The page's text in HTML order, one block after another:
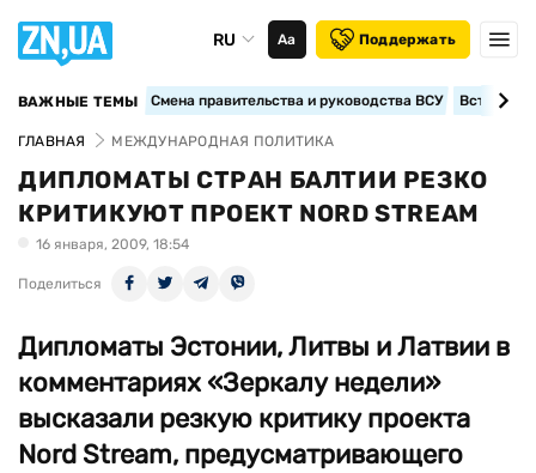
RU Аа Поддержать
ВАЖНЫЕ ТЕМЫ Смена правительства и руководства ВСУ
ГЛАВНАЯ МЕЖДУНАРОДНАЯ ПОЛИТИКА
ДИПЛОМАТЫ СТРАН БАЛТИИ РЕЗКО
КРИТИКУЮТ ПРОЕКТ NORD STREAM
16 января, 2009, 18:54
Поделиться
Дипломаты Эстонии, Литвы и Латвии в
комментариях «Зеркалу недели»
высказали резкую критику проекта
Nord Stream, предусматривающего